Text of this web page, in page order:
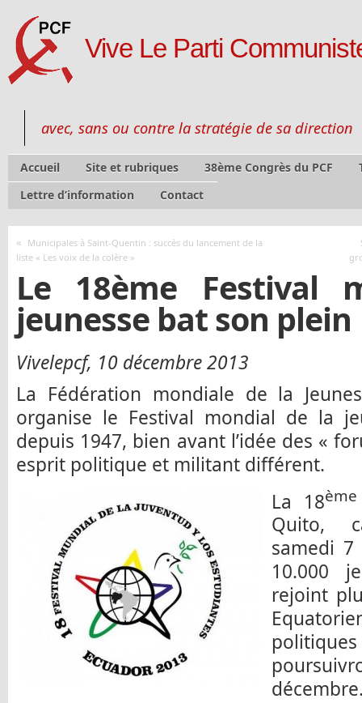
Vive Le Parti
avec, sans ou contre la stratégie de sa direction
Accueil Site et rubriques 38ème Congrès du PCF
Lettre d’information
Contact
« Municipales à Saint-Quentin : succès du lancement de la
liste « Les voix de la colère »
Le 18ème Festival
jeunesse bat son plein
Vivelepcf, 10 décembre 2013
La Fédération mondiale de la
organise le Festival mondial de la
depuis 1947, bien avant l’idée des «
esprit politique et militant différent.
La 18ème
Quito,
samedi 7
10.000
rejoint